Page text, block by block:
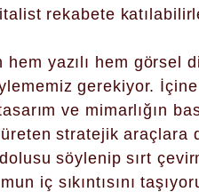
rekabete
yazılı hem görsel
gerekiyor.
ve mimarlığın
stratejik araçlara
söylenip sırt
iç sıkıntısını